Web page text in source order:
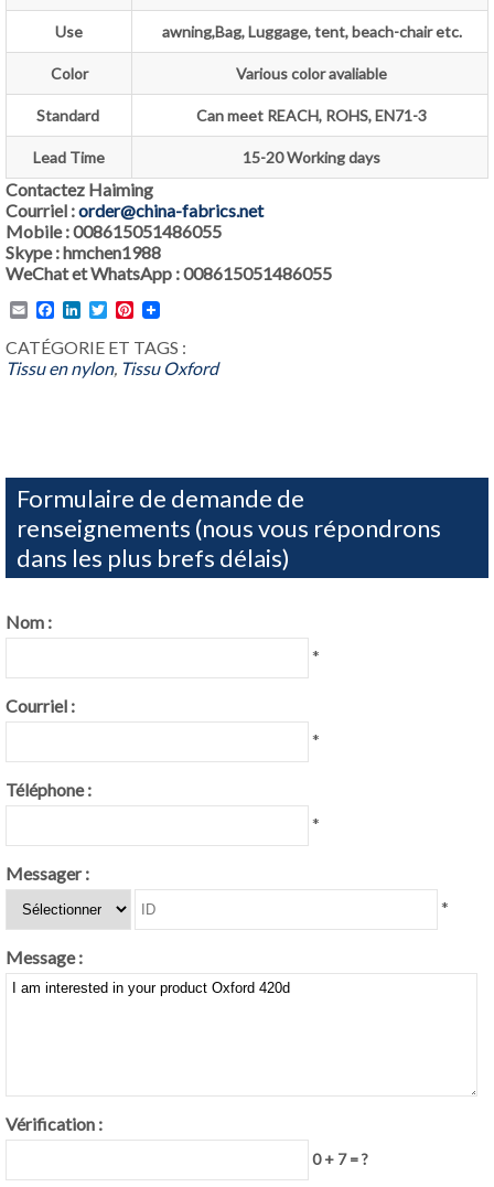
Use awning,Bag, Luggage, tent, beach-chair etc.
Color Various color avaliable
Standard Can meet REACH, ROHS, EN71-3
Lead Time 15-20 Working days
Contactez Haiming
Courriel :order@china-fabrics.net
Mobile : 008615051486055
Skype : hmchen1988
WeChat et WhatsApp : 008615051486055
EmailFacebook
LinkedIn
TwitterPinterest
CATÉGORIE ET TAGS :
Tissu en nylon, Tissu Oxford
Formulaire de demande de
renseignements (nous vous répondrons
dans les plus brefs délais)
Nom :
*
Courriel :
*
Téléphone :
*
Messager :
*
Message :
Vérification :
0 + 7 = ?